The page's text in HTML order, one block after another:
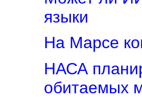
языки
На Марсе
НАСА
обитаемых